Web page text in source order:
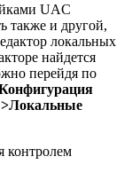
UAC
также и другой,
локальных
найдется
перейдя по
>Локальные